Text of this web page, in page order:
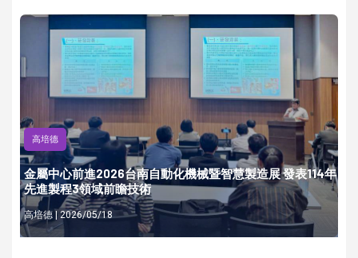
高培德
金屬中心前進2026台南自動化機械暨智慧製造展 發表114年
先進製程3領域前瞻技術
高培德 | 2026/05/18